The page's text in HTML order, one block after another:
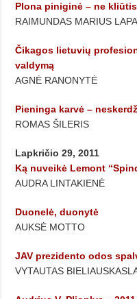
Plona piniginė – ne
RAIMUNDAS MARIUS
Čikagos lietuvių
valdymą
AGNĖ RANONYTĖ
Pieninga karvė –
ROMAS ŠILERIS
Lapkričio 29, 2011
Ką nuveikė Lemont
AUDRA LINTAKIENĖ
Duonelė, duonytė
AUKSĖ MOTTO
JAV prezidento odos
VYTAUTAS